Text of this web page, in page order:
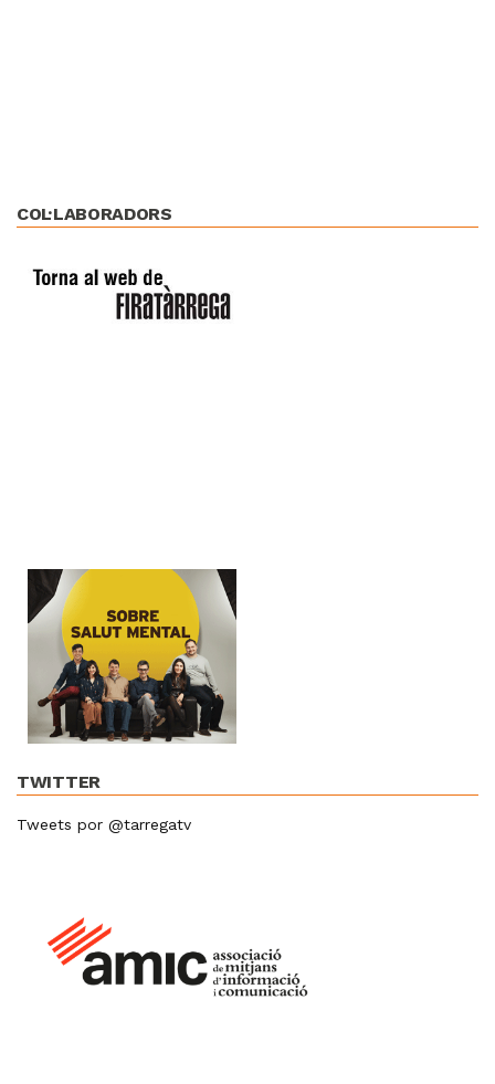
COL·LABORADORS
TWITTER
Tweets por @tarregatv